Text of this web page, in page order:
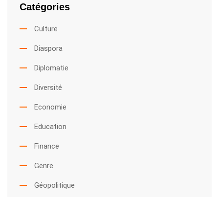
Catégories
Culture
Diaspora
Diplomatie
Diversité
Economie
Education
Finance
Genre
Géopolitique